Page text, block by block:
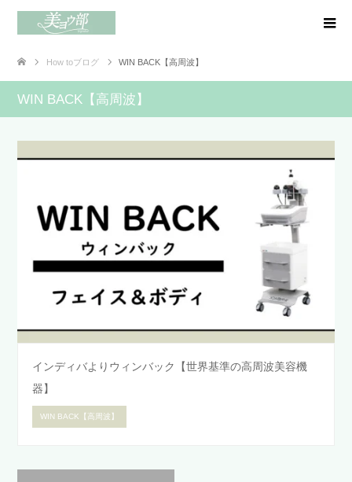
How toブログ WIN BACK【高周波】
WIN BACK【高周波】
インディバよりウィンバック【世界基準の高周波美容機
器】
WIN BACK【高周波】